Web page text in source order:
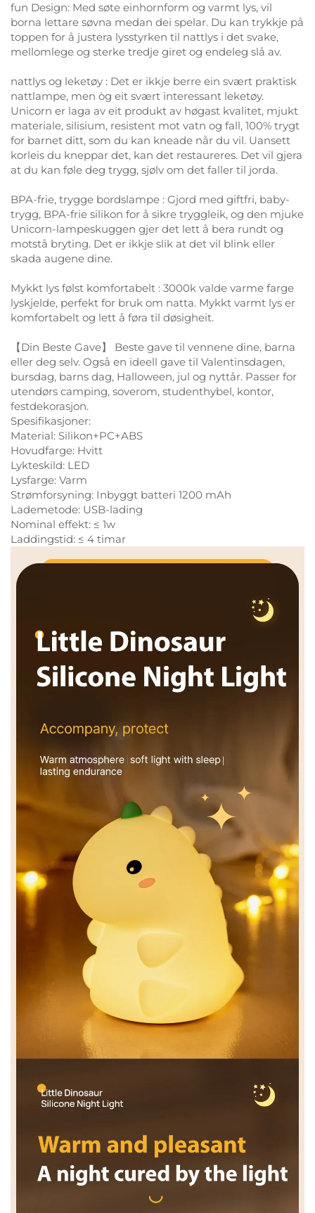
fun Design: Med søte einhornform og varmt lys, vil
borna lettare søvna medan dei spelar. Du kan trykkje på
toppen for å justera lysstyrken til nattlys i det svake,
mellomlege og sterke tredje giret og endeleg slå av.
nattlys og leketøy : Det er ikkje berre ein svært praktisk
nattlampe, men òg eit svært interessant leketøy.
Unicorn er laga av eit produkt av høgast kvalitet, mjukt
materiale, silisium, resistent mot vatn og fall, 100% trygt
for barnet ditt, som du kan kneade når du vil. Uansett
korleis du kneppar det, kan det restaureres. Det vil gjera
at du kan føle deg trygg, sjølv om det faller til jorda.
BPA-frie, trygge bordslampe : Gjord med giftfri, baby-
trygg, BPA-frie silikon for å sikre tryggleik, og den mjuke
Unicorn-lampeskuggen gjer det lett å bera rundt og
motstå bryting. Det er ikkje slik at det vil blink eller
skada augene dine.
Mykkt lys følst komfortabelt : 3000k valde varme farge
lyskjelde, perfekt for bruk om natta. Mykkt varmt lys er
komfortabelt og lett å føra til døsigheit.
【Din Beste Gave】 Beste gave til vennene dine, barna
eller deg selv. Også en ideell gave til Valentinsdagen,
bursdag, barns dag, Halloween, jul og nyttår. Passer for
utendørs camping, soverom, studenthybel, kontor,
festdekorasjon.
Spesifikasjoner:
Material: Silikon+PC+ABS
Hovudfarge: Hvitt
Lykteskild: LED
Lysfarge: Varm
Strømforsyning: Inbyggt batteri 1200 mAh
Lademetode: USB-lading
Nominal effekt: ≤ 1w
Laddingstid: ≤ 4 timar